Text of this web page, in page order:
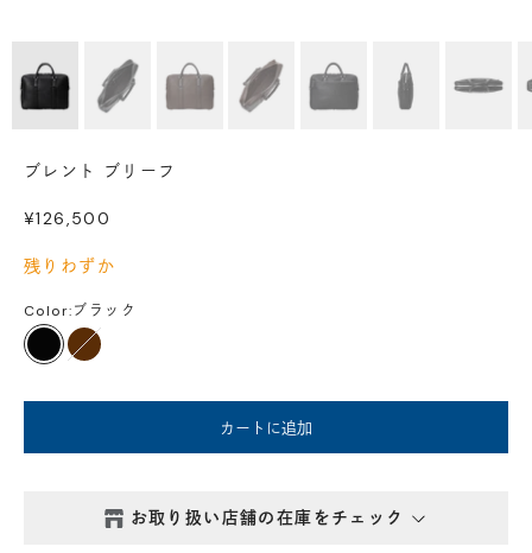
ブレント ブリーフ
セール価格
¥126,500
残りわずか
Color:ブラック
ブラックダークブラウン
カートに追加
お取り扱い店舗の在庫をチェック